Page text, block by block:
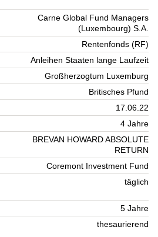
Carne Global Fund Managers
(Luxembourg) S.A.
Rentenfonds (RF)
Anleihen Staaten lange Laufzeit
Großherzogtum Luxemburg
Britisches Pfund
17.06.22
4 Jahre
BREVAN HOWARD ABSOLUTE
RETURN
Coremont Investment Fund
täglich
5 Jahre
thesaurierend